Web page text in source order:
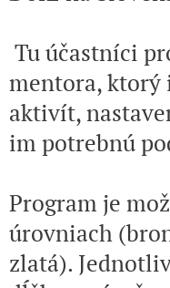
Tu účastníci
mentora, ktorý
aktivít,
im potrebnú
Program je
úrovniach
zlatá).